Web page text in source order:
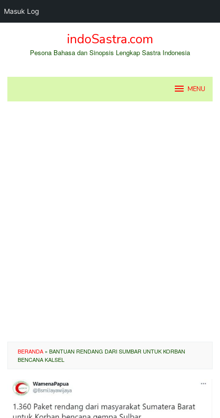
Masuk Log
indoSastra.com
Pesona Bahasa dan Sinopsis Lengkap Sastra Indonesia
MENU
BERANDA » BANTUAN RENDANG DARI SUMBAR UNTUK KORBAN
BENCANA KALSEL